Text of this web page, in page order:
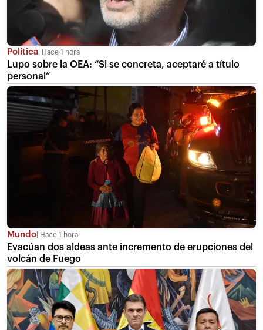
Política Hace 1 hora
Lupo sobre la OEA: “Si se concreta, aceptaré a título
personal”
Mundo Hace 1 hora
Evacúan dos aldeas ante incremento de erupciones del
volcán de Fuego